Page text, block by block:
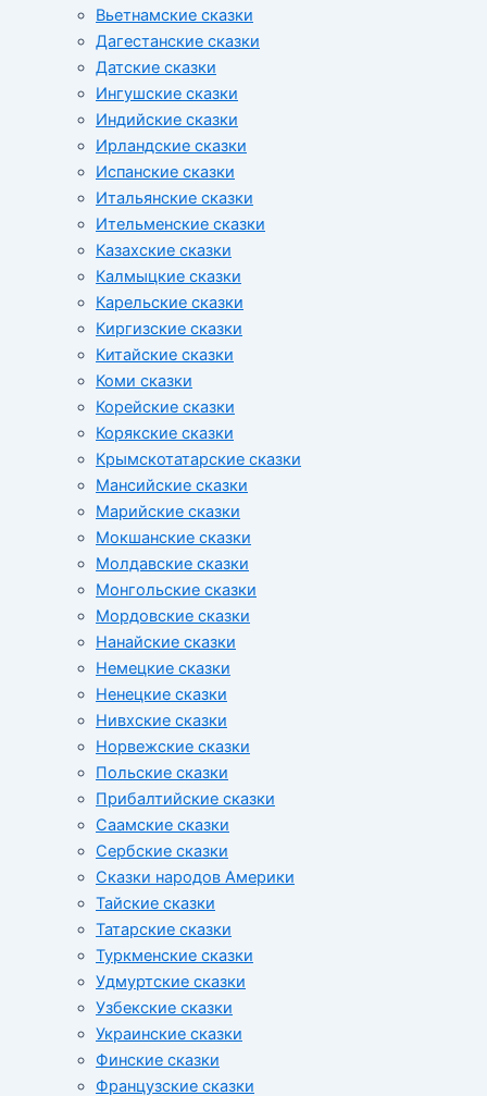
Вьетнамские сказки
Дагестанские сказки
Датские сказки
Ингушские сказки
Индийские сказки
Ирландские сказки
Испанские сказки
Итальянские сказки
Ительменские сказки
Казахские сказки
Калмыцкие сказки
Карельские сказки
Киргизские сказки
Китайские сказки
Коми сказки
Корейские сказки
Корякские сказки
Крымскотатарские сказки
Мансийские сказки
Марийские сказки
Мокшанские сказки
Молдавские сказки
Монгольские сказки
Мордовские сказки
Нанайские сказки
Немецкие сказки
Ненецкие сказки
Нивхские сказки
Норвежские сказки
Польские сказки
Прибалтийские сказки
Cаамские сказки
Сербские сказки
Сказки народов Америки
Тайские сказки
Татарские сказки
Туркменские сказки
Удмуртские сказки
Узбекские сказки
Украинские сказки
Финские сказки
Французские сказки